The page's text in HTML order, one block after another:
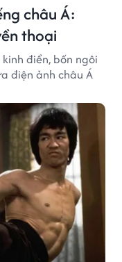
châu Á:
thoại
điển, bốn ngôi
điện ảnh châu Á